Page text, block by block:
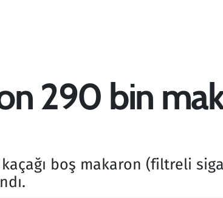
290 bin
boş makaron (filtreli